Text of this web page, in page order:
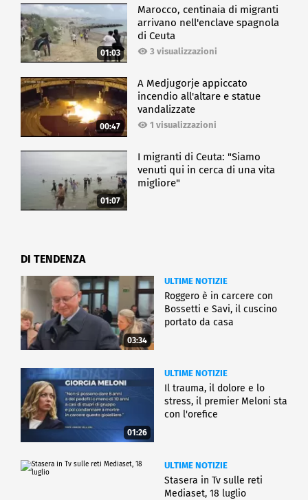
01:03
Marocco, centinaia di migranti
arrivano nell'enclave spagnola
di Ceuta
3 visualizzazioni
00:47
A Medjugorje appiccato
incendio all'altare e statue
vandalizzate
1 visualizzazioni
01:07
I migranti di Ceuta: "Siamo
venuti qui in cerca di una vita
migliore"
DI TENDENZA
03:34
ULTIME NOTIZIE
Roggero è in carcere con
Bossetti e Savi, il cuscino
portato da casa
01:26
ULTIME NOTIZIE
Il trauma, il dolore e lo
stress, il premier Meloni sta
con l'orefice
ULTIME NOTIZIE
Stasera in Tv sulle reti
Mediaset, 18 luglio